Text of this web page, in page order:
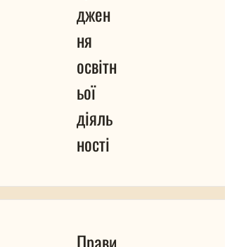
джен
ня
освітн
ьої
діяль
ності
Прави